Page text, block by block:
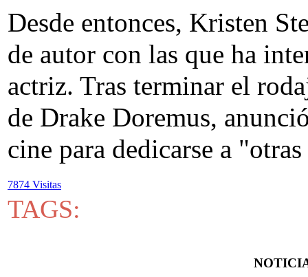
Desde entonces, Kristen
de autor con las que ha
actriz. Tras terminar el
de Drake Doremus,
cine para dedicarse a
7874 Visitas
TAGS: